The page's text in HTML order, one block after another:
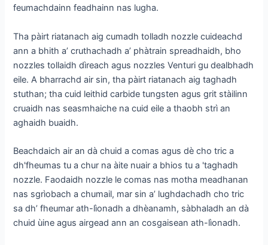
feumachdainn feadhainn nas lugha.
Tha pàirt riatanach aig cumadh tolladh nozzle cuideachd
ann a bhith a’ cruthachadh a’ phàtrain spreadhaidh, bho
nozzles tollaidh dìreach agus nozzles Venturi gu dealbhadh
eile. A bharrachd air sin, tha pàirt riatanach aig taghadh
stuthan; tha cuid leithid carbide tungsten agus grit stàilinn
cruaidh nas seasmhaiche na cuid eile a thaobh strì an
aghaidh buaidh.
Beachdaich air an dà chuid a comas agus dè cho tric a
dh'fheumas tu a chur na àite nuair a bhios tu a 'taghadh
nozzle. Faodaidh nozzle le comas nas motha meadhanan
nas sgrìobach a chumail, mar sin a’ lughdachadh cho tric
sa dh’ fheumar ath-lìonadh a dhèanamh, sàbhaladh an dà
chuid ùine agus airgead ann an cosgaisean ath-lìonadh.